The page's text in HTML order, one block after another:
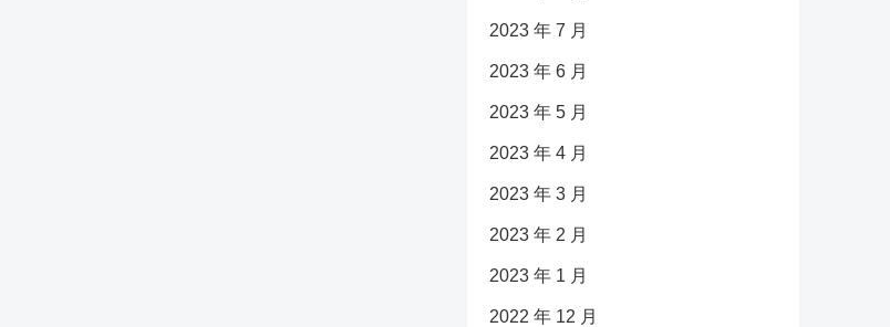
2023 年 7 月
2023 年 6 月
2023 年 5 月
2023 年 4 月
2023 年 3 月
2023 年 2 月
2023 年 1 月
2022 年 12 月